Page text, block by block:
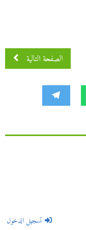
الصفحة التالية
تسجيل الدخول